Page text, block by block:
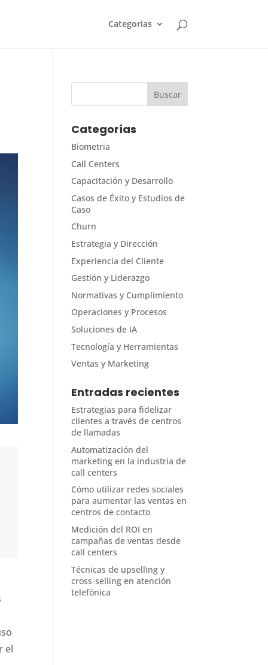
Categorias
el
Categorías
Biometria
Call Centers
Capacitación y Desarrollo
Casos de Éxito y Estudios de
Caso
Churn
Estrategia y Dirección
Experiencia del Cliente
Gestión y Liderazgo
Normativas y Cumplimiento
Operaciones y Procesos
Soluciones de IA
Tecnología y Herramientas
Ventas y Marketing
Entradas recientes
Estrategias para fidelizar
clientes a través de centros
de llamadas
Automatización del
marketing en la industria de
call centers
Cómo utilizar redes sociales
para aumentar las ventas en
centros de contacto
Medición del ROI en
campañas de ventas desde
call centers
Técnicas de upselling y
cross-selling en atención
telefónica